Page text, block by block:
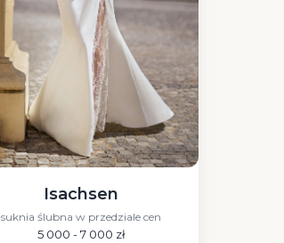
Isachsen
suknia ślubna w przedziale cen
5 000 - 7 000 zł